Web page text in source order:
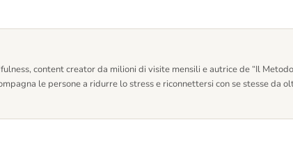
content creator da milioni di visite mensili e autrice de “Il
le persone a ridurre lo stress e riconnettersi con se stesse da